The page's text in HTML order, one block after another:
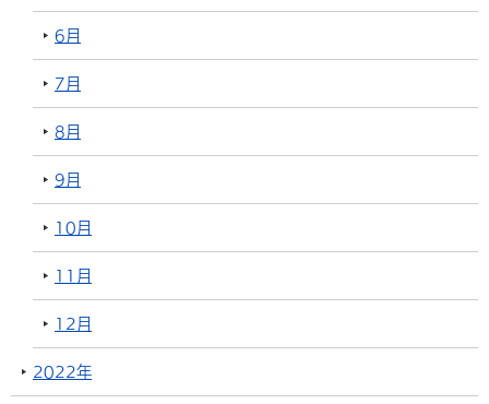
6月
7月
8月
9月
10月
11月
12月
2022年